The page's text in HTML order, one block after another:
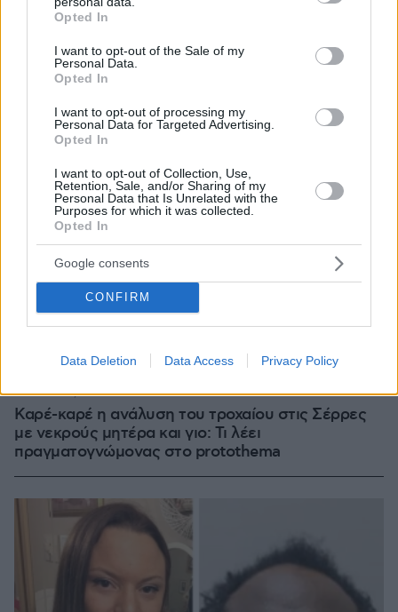
grant or deny consent to Google and its third-party tags to
use your data for below specified purposes in below Google
consent section.
Opted In
I want to opt-out of the Sale of my
Personal Data.
Opted In
I want to opt-out of processing my
Personal Data for Targeted Advertising.
Opted In
I want to opt-out of Collection, Use,
Retention, Sale, and/or Sharing of my
Personal Data that Is Unrelated with the
Purposes for which it was collected.
Opted In
Google consents
CONFIRM
Data Deletion Data Access Privacy Policy
Καρέ-καρέ η ανάλυση του τροχαίου στις Σέρρες
με νεκρούς μητέρα και γιο: Τι λέει
πραγματογνώμονας στο protothema
08.08.2026, 08:36